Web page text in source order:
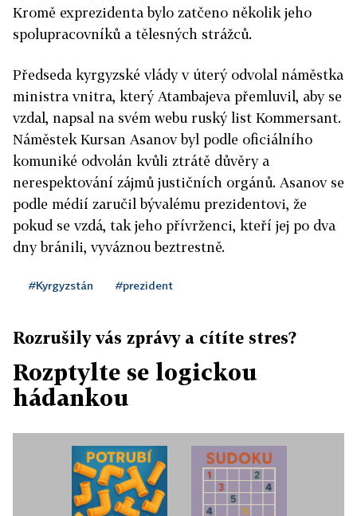
Kromě exprezidenta bylo zatčeno několik jeho
spolupracovníků a tělesných strážců.
Předseda kyrgyzské vlády v úterý odvolal náměstka
ministra vnitra, který Atambajeva přemluvil, aby se
vzdal, napsal na svém webu ruský list Kommersant.
Náměstek Kursan Asanov byl podle oficiálního
komuniké odvolán kvůli ztrátě důvěry a
nerespektování zájmů justičních orgánů. Asanov se
podle médií zaručil bývalému prezidentovi, že
pokud se vzdá, tak jeho přívrženci, kteří jej po dva
dny bránili, vyváznou beztrestně.
#Kyrgyzstán #prezident
Rozrušily vás zprávy a cítíte stres?
Rozptylte se logickou
hádankou